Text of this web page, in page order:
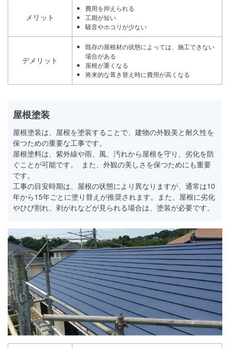
メリット
費用を抑えられる
工期が短い
騒音やホコリが少ない
デメリット
既存の屋根材の状態によっては、施工できない
場合がある
屋根が重くなる
将来的な葺き替え時に費用が高くなる
屋根塗装
屋根塗装は、屋根を塗装することで、建物の外観美と耐久性を
保つための重要な工事です。
屋根塗料は、紫外線や雨、風、汚れから屋根を守り、劣化を防
ぐことが可能です。 また、外観の美しさを保つためにも重要
です。
工事の目安時期は、屋根の状態により異なりますが、通常は10
年から15年ごとに塗り替えが推奨されます。また、屋根に劣化
やひび割れ、剥がれなどが見られる場合は、塗装が必要です。